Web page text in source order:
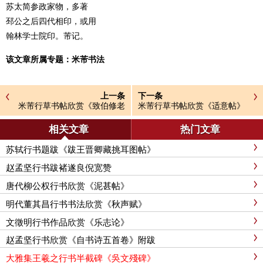
苏太简参政家物，多著
邳公之后四代相印，或用
翰林学士院印。芾记。
该文章所属专题： 米芾书法
上一条
米芾行草书帖欣赏《致伯修老
兄尺牍》
下一条
米芾行草书帖欣赏《适意帖》
高清图
相关文章 热门文章
苏轼行书题跋《跋王晋卿藏挑耳图帖》
赵孟坚行书跋褚遂良倪宽赞
唐代柳公权行书欣赏《泥甚帖》
明代董其昌行书书法欣赏《秋声赋》
文徵明行书作品欣赏《乐志论》
赵孟坚行书欣赏《自书诗五首卷》附跋
大雅集王羲之行书半截碑《吳文殘碑》